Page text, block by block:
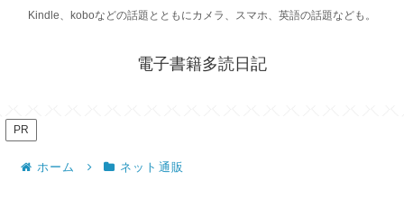
Kindle、koboなどの話題とともにカメラ、スマホ、英語の話題なども。
電子書籍多読日記
PR
ホーム ネット通販